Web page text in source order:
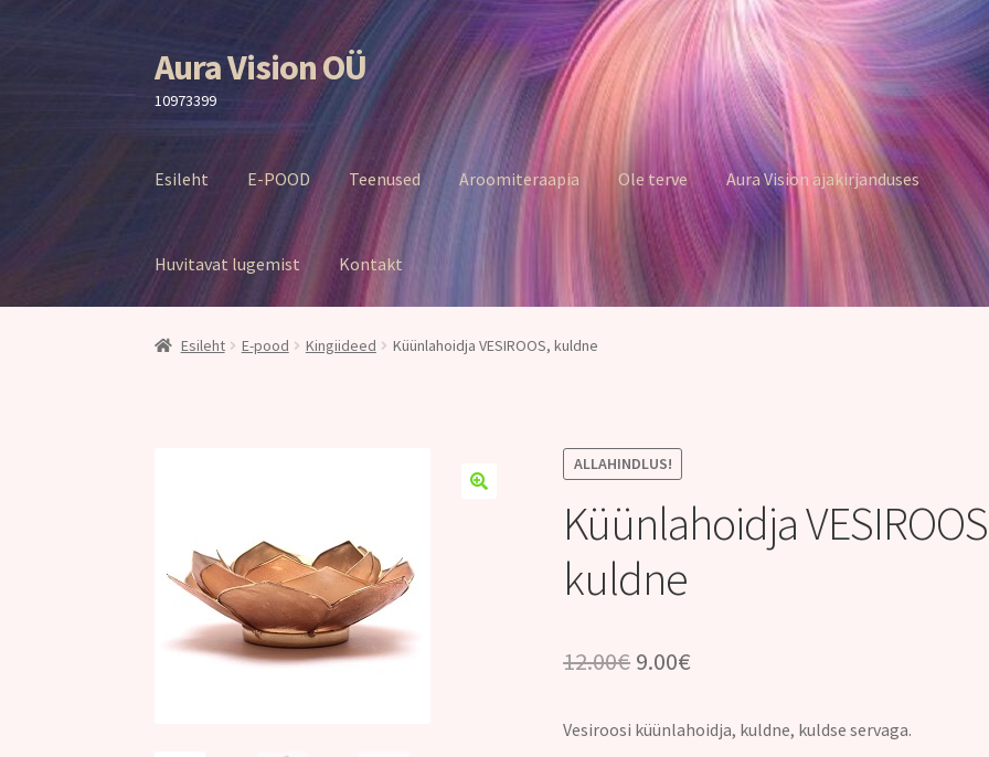
Liigu
navigeerimisele
Liigu
sisu
juurde
Aura Vision OÜ
10973399
Esileht E-POOD Teenused Aroomiteraapia Ole terve Aura Vision ajakirjanduses
Huvitavat lugemist Kontakt
Esileht E-pood Kingiideed Küünlahoidja VESIROOS, kuldne
ALLAHINDLUS!
Küünlahoidja
kuldne
12.00€ Algne
oli:
9.00€
on:
Vesiroosi küünlahoidja, kuldne, kuldse servaga.